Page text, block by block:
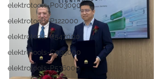
elektrotools-P003000
elektrotools-P122000
elektrotools-P547000
elektrotools-C039000
elektrotools-P536000